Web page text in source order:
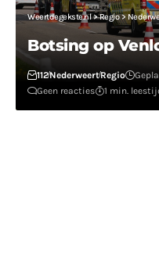
Weertdegekste.nl>Regio>
Botsing op
112NederweertRegio
Geen reacties
1 min.